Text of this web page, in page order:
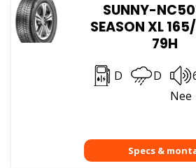
SUNNY-
SEASON XL
79H
D D
Nee